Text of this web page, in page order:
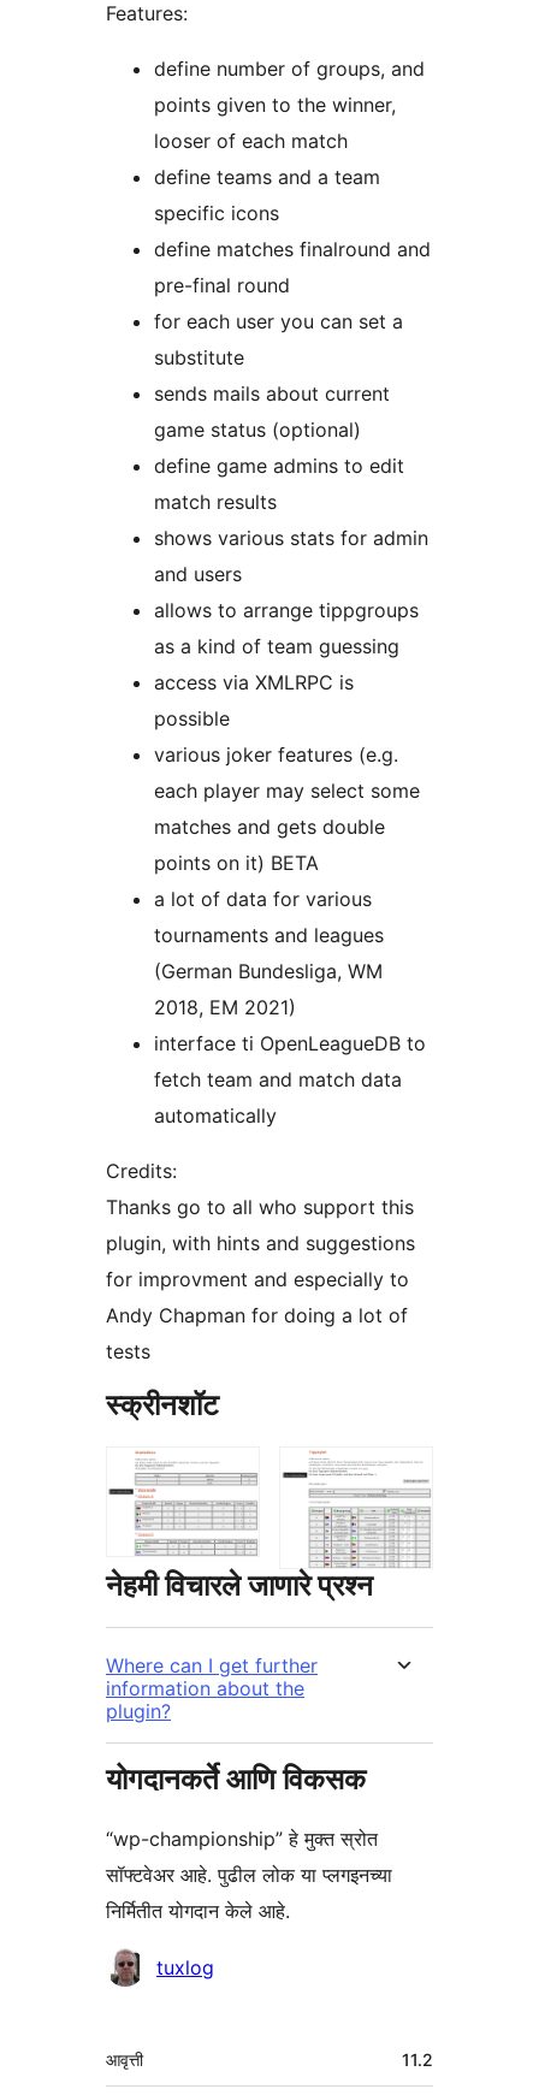
Features:
define number of groups, and
points given to the winner,
looser of each match
define teams and a team
specific icons
define matches finalround and
pre-final round
for each user you can set a
substitute
sends mails about current
game status (optional)
define game admins to edit
match results
shows various stats for admin
and users
allows to arrange tippgroups
as a kind of team guessing
access via XMLRPC is
possible
various joker features (e.g.
each player may select some
matches and gets double
points on it) BETA
a lot of data for various
tournaments and leagues
(German Bundesliga, WM
2018, EM 2021)
interface ti OpenLeagueDB to
fetch team and match data
automatically
Credits:
Thanks go to all who support this
plugin, with hints and suggestions
for improvment and especially to
Andy Chapman for doing a lot of
tests
स्क्रीनशॉट
नेहमी विचारले जाणारे प्रश्न
Where can I get further
information about the
plugin?
योगदानकर्ते आणि विकसक
“wp-championship” हे मुक्त स्रोत
सॉफ्टवेअर आहे. पुढील लोक या प्लगइनच्या
निर्मितीत योगदान केले आहे.
योगदानकर्तेtuxlog
मेटा
आवृत्ती 11.2